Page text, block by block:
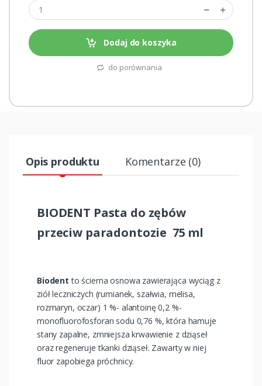
Dodaj do koszyka
do porównania
Opis produktu Komentarze (0)
BIODENT Pasta do zębów
przeciw paradontozie 75 ml
Biodent to ścierna osnowa zawierająca wyciąg z
ziół leczniczych (rumianek, szałwia, melisa,
rozmaryn, oczar) 1 %- alantoinę 0,2 %-
monofluorofosforan sodu 0,76 %, która hamuje
stany zapalne, zmniejsza krwawienie z dziąseł
oraz regeneruje tkanki dziąseł. Zawarty w niej
fluor zapobiega próchnicy.